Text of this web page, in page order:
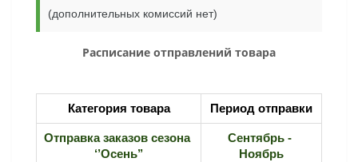
(дополнительных комиссий нет)
Расписание отправлений товара
Категория товара Период отправки
Отправка заказов сезона
‘’Осень’’
Сентябрь -
Ноябрь